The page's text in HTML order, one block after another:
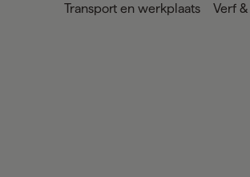
Transport en werkplaats
Verf